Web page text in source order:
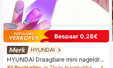
Bespaar 0.28€
HYUNDAI
HYUNDAI Draagbare mini nageldro
ger, oplaadbare handlamp UV/LED